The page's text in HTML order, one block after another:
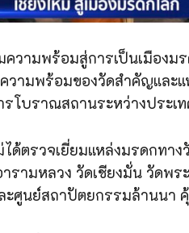
ความพร้อมสู่การเป็นเมือง
วามพร้อมของวัดสำคัญและ
โบราณสถานระหว่างประเท
ได้ตรวจเยี่ยมแหล่งมรดกท
ามหลวง วัดเชียงมั่น วัดพร
ะศูนย์สถาปัตยกรรมล้านนา